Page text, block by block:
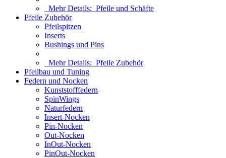
Mehr Details: Pfeile und Schäfte
Pfeile Zubehör
Pfeilspitzen
Inserts
Bushings und Pins
Mehr Details: Pfeile Zubehör
Pfeilbau und Tuning
Federn und Nocken
Kunststofffedern
SpinWings
Naturfedern
Insert-Nocken
Pin-Nocken
Out-Nocken
InOut-Nocken
PinOut-Nocken